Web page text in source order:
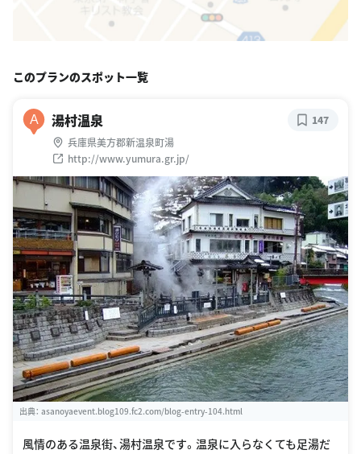
このプランのスポット一覧
A 湯村温泉
兵庫県美方郡新温泉町湯
http://www.yumura.gr.jp/
147
出典： asanoyaevent.blog109.fc2.com/blog-entry-104.html
風情のある温泉街、湯村温泉です。温泉に入らなくても足湯だ